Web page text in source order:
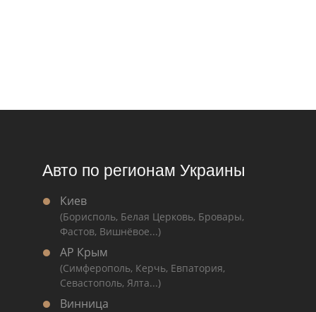
Авто по регионам Украины
Киев
(Борисполь, Белая Церковь, Бровары,
Фастов, Вишнёвое...)
АР Крым
(Симферополь, Керчь, Евпатория,
Севастополь, Ялта...)
Винница